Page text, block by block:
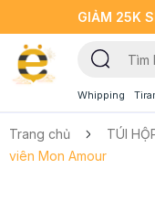
GIẢM 25K
Whipping
Trang chủ TÚI
viên Mon Amour